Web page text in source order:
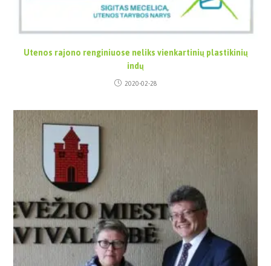
Utenos rajono renginiuose neliks vienkartinių plastikinių
indų
2020-02-28